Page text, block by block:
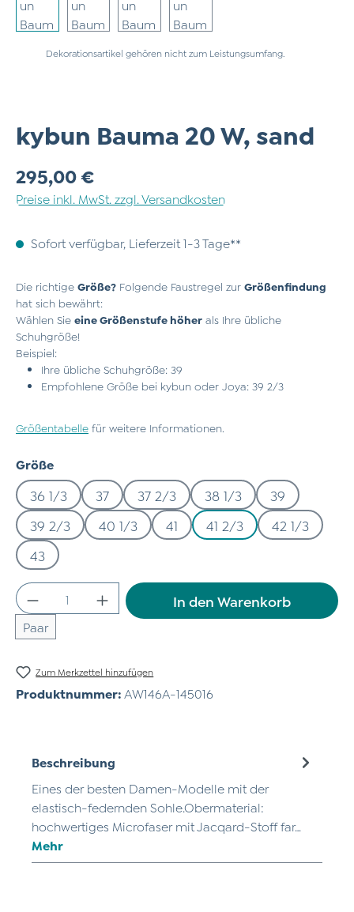
Dekorationsartikel gehören nicht zum Leistungsumfang.
kybun Bauma 20 W, sand
Regulärer Preis:
295,00 €
Preise inkl. MwSt. zzgl. Versandkosten
Sofort verfügbar, Lieferzeit 1-3 Tage**
Die richtige Größe? Folgende Faustregel zur Größenfindung
hat sich bewährt:
Wählen Sie eine Größenstufe höher als Ihre übliche
Schuhgröße!
Beispiel:
Ihre übliche Schuhgröße: 39
Empfohlene Größe bei kybun oder Joya: 39 2/3
Größentabelle für weitere Informationen.
Größeauswählen
36 1/3 37 37 2/3 38 1/3
39
39 2/3
40 1/3 41 41 2/3
42 1/3
43
Produkt Anzahl: Gib den gewünschten
Paar
In den Warenkorb
Zum Merkzettel hinzufügen
Produktnummer: AW146A-145016
Beschreibung
Eines der besten Damen-Modelle mit der
elastisch-federnden Sohle.Obermaterial:
hochwertiges Microfaser mit Jacqard-Stoff far…
Mehr